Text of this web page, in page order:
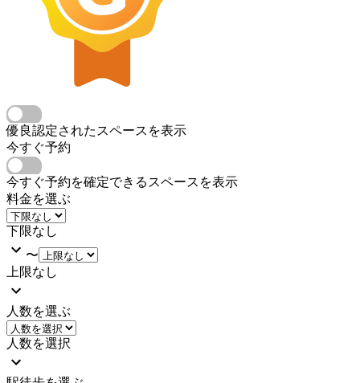
優良認定されたスペースを表示
今すぐ予約
今すぐ予約を確定できるスペースを表示
料金を選ぶ
下限なし
〜
上限なし
人数を選ぶ
人数を選択